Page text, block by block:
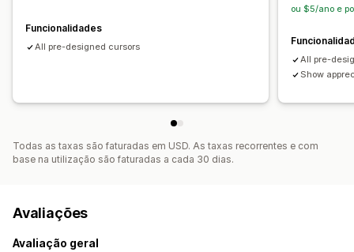
Funcionalidades
All pre-designed cursors
ou $5/ano e
All pre-
Show
Todas as taxas são faturadas em USD. As taxas recorrentes e com
base na utilização são faturadas a cada 30 dias.
Avaliações
Avaliação geral